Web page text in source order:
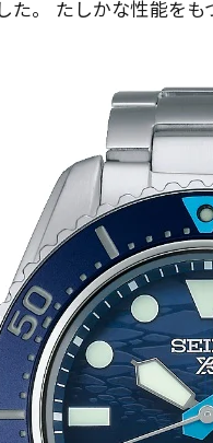
た。 たしかな性能を